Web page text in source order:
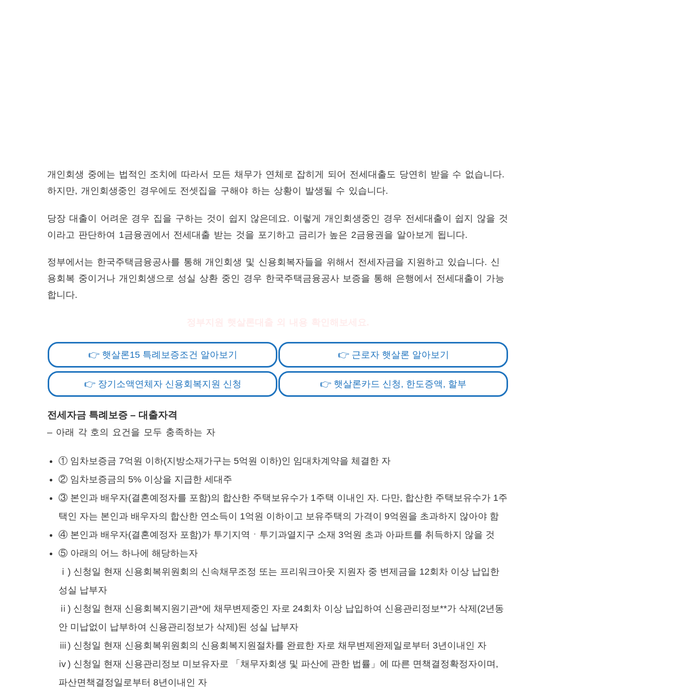
개인회생 중에는 법적인 조치에 따라서 모든 채무가 연체로 잡히게 되어 전세대출도 당연히 받을 수 없습니다.
하지만, 개인회생중인 경우에도 전셋집을 구해야 하는 상황이 발생될 수 있습니다.
당장 대출이 어려운 경우 집을 구하는 것이 쉽지 않은데요. 이렇게 개인회생중인 경우 전세대출이 쉽지 않을 것
이라고 판단하여 1금융권에서 전세대출 받는 것을 포기하고 금리가 높은 2금융권을 알아보게 됩니다.
정부에서는 한국주택금융공사를 통해 개인회생 및 신용회복자들을 위해서 전세자금을 지원하고 있습니다. 신
용회복 중이거나 개인회생으로 성실 상환 중인 경우 한국주택금융공사 보증을 통해 은행에서 전세대출이 가능
합니다.
👉 햇살론15 특례보증조건 알아보기 👉 근로자 햇살론 알아보기
👉 장기소액연체자 신용회복지원 신청 👉 햇살론카드 신청, 한도증액, 할부
전세자금 특례보증 – 대출자격
– 아래 각 호의 요건을 모두 충족하는 자
① 임차보증금 7억원 이하(지방소재가구는 5억원 이하)인 임대차계약을 체결한 자
② 임차보증금의 5% 이상을 지급한 세대주
③ 본인과 배우자(결혼예정자를 포함)의 합산한 주택보유수가 1주택 이내인 자. 다만, 합산한 주택보유수가 1주
택인 자는 본인과 배우자의 합산한 연소득이 1억원 이하이고 보유주택의 가격이 9억원을 초과하지 않아야 함
④ 본인과 배우자(결혼예정자 포함)가 투기지역ㆍ투기과열지구 소재 3억원 초과 아파트를 취득하지 않을 것
⑤ 아래의 어느 하나에 해당하는자
ⅰ) 신청일 현재 신용회복위원회의 신속채무조정 또는 프리워크아웃 지원자 중 변제금을 12회차 이상 납입한
성실 납부자
ⅱ) 신청일 현재 신용회복지원기관*에 채무변제중인 자로 24회차 이상 납입하여 신용관리정보**가 삭제(2년동
안 미납없이 납부하여 신용관리정보가 삭제)된 성실 납부자
ⅲ) 신청일 현재 신용회복위원회의 신용회복지원절차를 완료한 자로 채무변제완제일로부터 3년이내인 자
ⅳ) 신청일 현재 신용관리정보 미보유자로 「채무자회생 및 파산에 관한 법률」에 따른 면책결정확정자이며,
파산면책결정일로부터 8년이내인 자